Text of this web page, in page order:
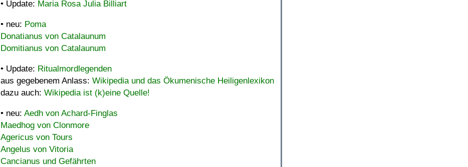
• Update: Maria Rosa Julia Billiart
• neu: Poma
Donatianus von Catalaunum
Domitianus von Catalaunum
• Update: Ritualmordlegenden
aus gegebenem Anlass: Wikipedia und das Ökumenische Heiligenlexikon
dazu auch: Wikipedia ist (k)eine Quelle!
• neu: Aedh von Achard-Finglas
Maedhog von Clonmore
Agericus von Tours
Angelus von Vitoria
Cancianus und Gefährten